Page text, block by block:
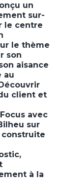
un
sur-
le centre
le thème
son
aisance
au
client et
Focus avec
sur
à la